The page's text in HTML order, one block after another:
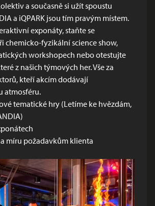
a současně si užít spoustu
a iQPARK jsou tím pravým místem.
exponáty, staňte se
chemicko-fyzikální science show,
workshopech nebo otestujte
z našich týmových her. Vše za
kteří akcím dodávají
atmosféru.
tematické hry (Letíme ke hvězdám,
míru požadavkům klienta